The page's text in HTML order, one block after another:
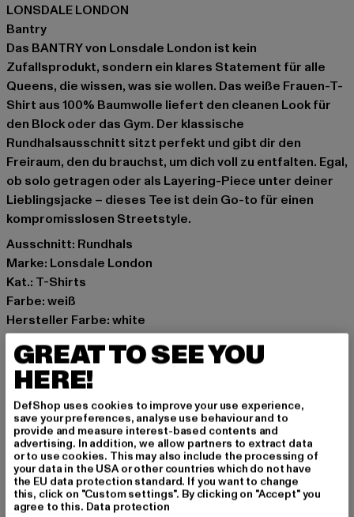
LONSDALE LONDON
Bantry
Das BANTRY von Lonsdale London ist kein
Zufallsprodukt, sondern ein klares Statement für alle
Queens, die wissen, was sie wollen. Das weiße Frauen-T-
Shirt aus 100% Baumwolle liefert den cleanen Look für
den Block oder das Gym. Der klassische
Rundhalsausschnitt sitzt perfekt und gibt dir den
Freiraum, den du brauchst, um dich voll zu entfalten. Egal,
ob solo getragen oder als Layering-Piece unter deiner
Lieblingsjacke – dieses Tee ist dein Go-to für einen
kompromisslosen Streetstyle.
Ausschnitt: Rundhals
Marke: Lonsdale London
Kat.: T-Shirts
Farbe: weiß
Hersteller Farbe: white
Materialzusammensetzung: 100% Baumwolle
Art.Nr: 117169-00220
Im Taubental 15a | 41468 Neuss | DE
GRÖSSE & PASSFORM
PFLEGEHINWEISE
GREAT TO SEE YOU
HERE!
DefShop uses cookies to improve your use experience,
save your preferences, analyse use behaviour and to
provide and measure interest-based contents and
advertising. In addition, we allow partners to extract data
or to use cookies. This may also include the processing of
your data in the USA or other countries which do not have
the EU data protection standard. If you want to change
this, click on "Custom settings". By clicking on "Accept" you
agree to this. Data protection